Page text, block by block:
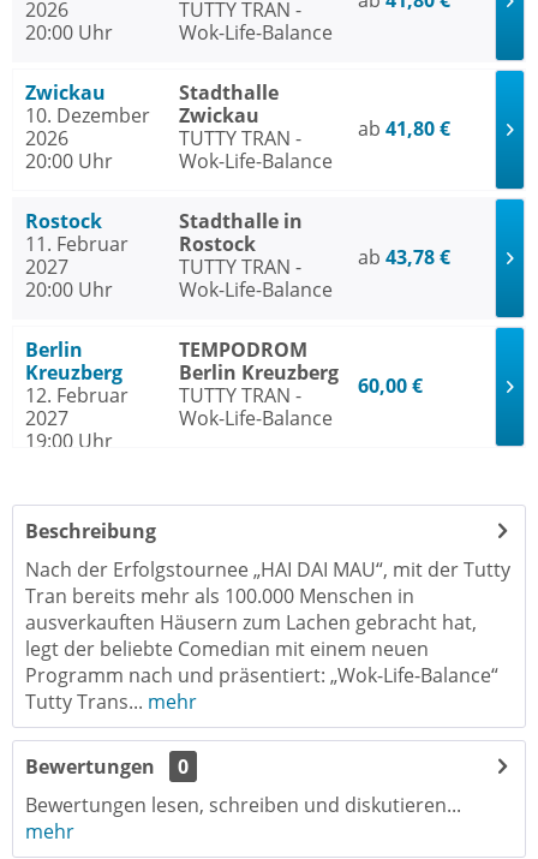
2026
20:00 Uhr
TUTTY TRAN -
Wok-Life-Balance
Zwickau
10. Dezember
2026
20:00 Uhr
Stadthalle
Zwickau
TUTTY TRAN -
Wok-Life-Balance
ab 41,80 €
Rostock
11. Februar
2027
20:00 Uhr
Stadthalle in
Rostock
TUTTY TRAN -
Wok-Life-Balance
ab 43,78 €
Berlin
Kreuzberg
12. Februar
2027
19:00 Uhr
TEMPODROM
Berlin Kreuzberg
TUTTY TRAN -
Wok-Life-Balance
60,00 €
Beschreibung
Nach der Erfolgstournee „HAI DAI MAU“, mit der Tutty
Tran bereits mehr als 100.000 Menschen in
ausverkauften Häusern zum Lachen gebracht hat,
legt der beliebte Comedian mit einem neuen
Programm nach und präsentiert: „Wok-Life-Balance“
Tutty Trans... mehr
Bewertungen
0
Bewertungen lesen, schreiben und diskutieren...
mehr